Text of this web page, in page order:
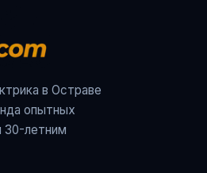
в Остраве
опытных
30-летним